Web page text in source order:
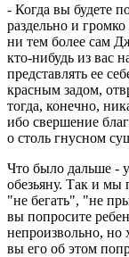
- Когда вы будете
раздельно и
ни тем более сам
кто-нибудь из вас
представлять ее
красным задом,
тогда, конечно,
ибо свершение
о столь гнусном
Что было дальше -
обезьяну. Так и мы
"не бегать", "не
вы попросите
непроизвольно, но
вы его об этом